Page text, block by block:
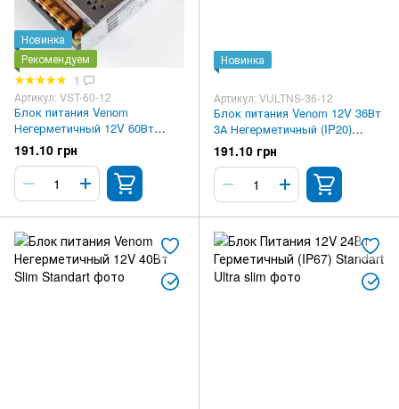
Новинка
Рекомендуем
1
Артикул: VST-60-12
Блок питания Venom
Негерметичный 12V 60Вт
Standart
191.10 грн
Новинка
Артикул: VULTNS-36-12
Блок питания Venom 12V 36Вт
3А Негерметичный (IP20)
Standart Ultra slim
191.10 грн